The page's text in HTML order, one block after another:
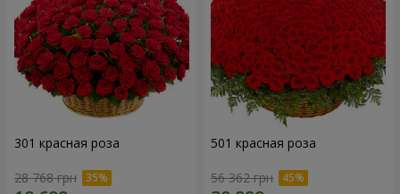
301 красная роза
28 768 грн
501 красная роза
56 362 грн